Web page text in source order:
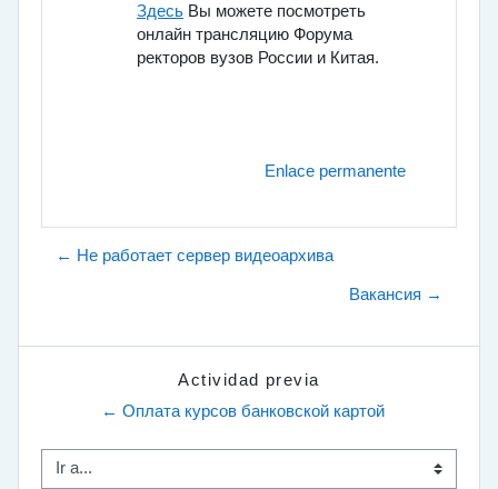
Здесь Вы можете посмотреть
онлайн трансляцию Форума
ректоров вузов России и Китая.
Enlace permanente
← Не работает сервер видеоархива
Вакансия →
Actividad previa
← Оплата курсов банковской картой
Ir a...